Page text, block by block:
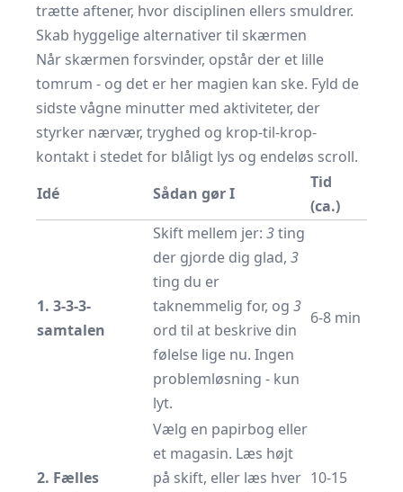
trætte aftener, hvor disciplinen ellers smuldrer.
Skab hyggelige alternativer til skærmen
Når skærmen forsvinder, opstår der et lille
tomrum - og det er her magien kan ske. Fyld de
sidste vågne minutter med aktiviteter, der
styrker nærvær, tryghed og krop-til-krop-
kontakt i stedet for blåligt lys og endeløs scroll.
Idé
Sådan gør I
Tid
(ca.)
1. 3-3-3-
samtalen
Skift mellem jer: 3ting
der gjorde dig glad, 3
ting du er
taknemmelig for, og 3
ord til at beskrive din
følelse lige nu. Ingen
problemløsning - kun
lyt.
6-8 min
2. Fælles
Vælg en papirbog eller
et magasin. Læs højt
på skift, eller læs hver 10-15